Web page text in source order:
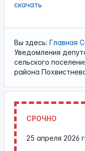
скачать
Вы здесь: Главная
Уведомления
сельского
района
СРОЧНО
25 апреля 2026